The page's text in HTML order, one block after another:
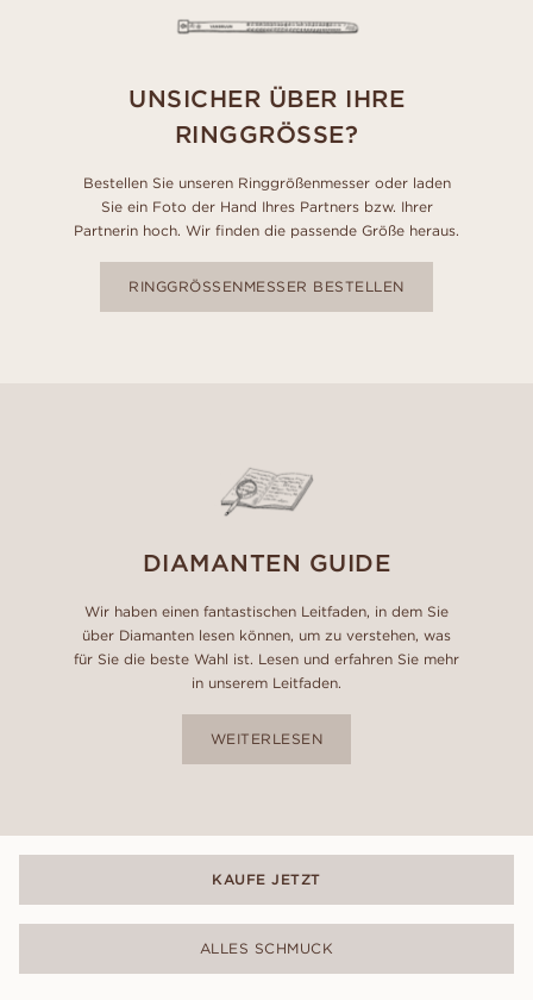
UNSICHER ÜBER IHRE
RINGGRÖSSE?
Bestellen Sie unseren Ringgrößenmesser oder laden
Sie ein Foto der Hand Ihres Partners bzw. Ihrer
Partnerin hoch. Wir finden die passende Größe heraus.
RINGGRÖSSENMESSER BESTELLEN
DIAMANTEN GUIDE
Wir haben einen fantastischen Leitfaden, in dem Sie
über Diamanten lesen können, um zu verstehen, was
für Sie die beste Wahl ist. Lesen und erfahren Sie mehr
in unserem Leitfaden.
WEITERLESEN
KAUFE JETZT
ALLES SCHMUCK